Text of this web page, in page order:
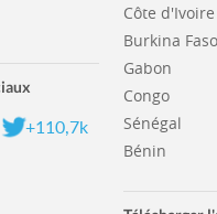
+110,7k
Côte d'Ivoire
Burkina Faso
Gabon
Congo
Sénégal
Bénin